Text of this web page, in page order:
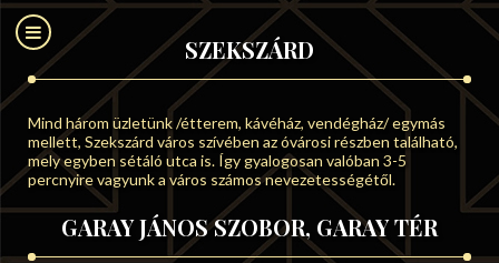
SZEKSZÁRD
Mind három üzletünk /étterem, kávéház, vendégház/ egymás
mellett, Szekszárd város szívében az óvárosi részben található,
mely egyben sétáló utca is. Így gyalogosan valóban 3-5
percnyire vagyunk a város számos nevezetességétől.
GARAY JÁNOS SZOBOR, GARAY TÉR